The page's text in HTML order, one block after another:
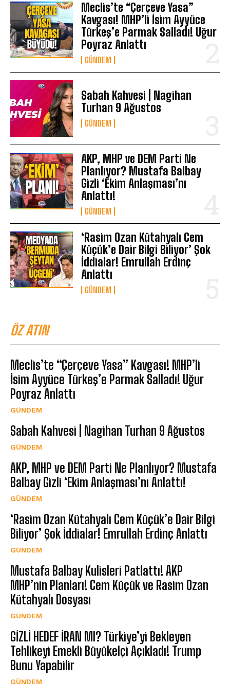
Meclis’te “Çerçeve Yasa”
Kavgası! MHP’li İsim Ayyüce
Türkeş’e Parmak Salladı! Uğur
Poyraz Anlattı
GÜNDEM
Sabah Kahvesi | Nagihan
Turhan 9 Ağustos
GÜNDEM
AKP, MHP ve DEM Parti Ne
Planlıyor? Mustafa Balbay
Gizli ‘Ekim Anlaşması’nı
Anlattı!
GÜNDEM
‘Rasim Ozan Kütahyalı Cem
Küçük’e Dair Bilgi Biliyor’ Şok
İddialar! Emrullah Erdinç
Anlattı
GÜNDEM
ÖZ ATIN
Meclis’te “Çerçeve Yasa” Kavgası! MHP’li
İsim Ayyüce Türkeş’e Parmak Salladı! Uğur
Poyraz Anlattı
GÜNDEM
Sabah Kahvesi | Nagihan Turhan 9 Ağustos
GÜNDEM
AKP, MHP ve DEM Parti Ne Planlıyor? Mustafa
Balbay Gizli ‘Ekim Anlaşması’nı Anlattı!
GÜNDEM
‘Rasim Ozan Kütahyalı Cem Küçük’e Dair Bilgi
Biliyor’ Şok İddialar! Emrullah Erdinç Anlattı
GÜNDEM
Mustafa Balbay Kulisleri Patlattı! AKP
MHP’nin Planları! Cem Küçük ve Rasim Ozan
Kütahyalı Dosyası
GÜNDEM
GİZLİ HEDEF İRAN MI? Türkiye’yi Bekleyen
Tehlikeyi Emekli Büyükelçi Açıkladı! Trump
Bunu Yapabilir
GÜNDEM